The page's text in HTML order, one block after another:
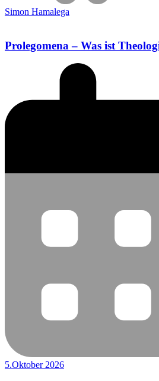
Simon Hamalega
Prolegomena – Was ist
5.Oktober 2026